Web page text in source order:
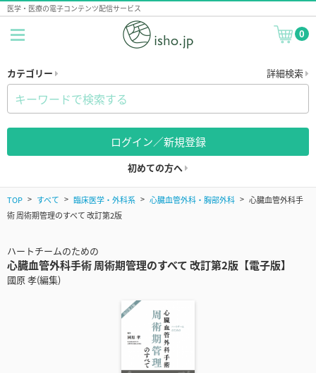
医学・医療の電子コンテンツ配信サービス
0
カテゴリー 詳細検索
ログイン／新規登録
初めての方へ
TOP すべて 臨床医学・外科系 心臓血管外科・胸部外科
心臓血管外科手
術 周術期管理のすべて 改訂第2版
ハートチームのための
心臓血管外科手術 周術期管理のすべて 改訂第2版【電子版】
國原 孝(編集)